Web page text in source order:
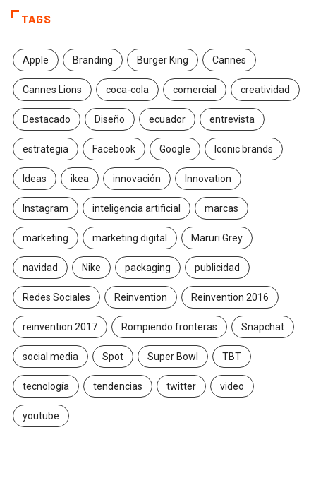
TAGS
Apple Branding Burger King Cannes
Cannes Lions coca-cola comercial creatividad
Destacado Diseño ecuador entrevista
estrategia Facebook Google Iconic brands
Ideas ikea innovación Innovation
Instagram inteligencia artificial marcas
marketing marketing digital Maruri Grey
navidad Nike packaging publicidad
Redes Sociales Reinvention Reinvention 2016
reinvention 2017 Rompiendo fronteras Snapchat
social media Spot Super Bowl TBT
tecnología tendencias twitter video
youtube